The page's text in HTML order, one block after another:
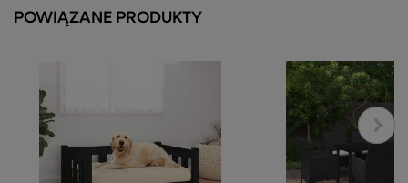
POWIĄZANE PRODUKTY